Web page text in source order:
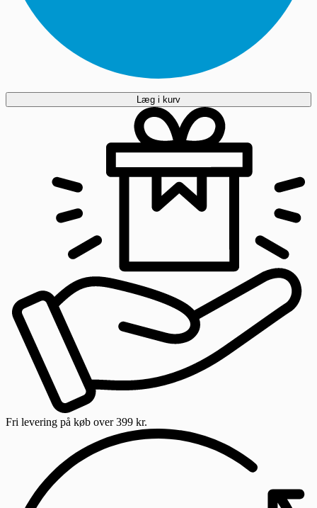
Læg i kurv
Fri levering på køb over 399 kr.